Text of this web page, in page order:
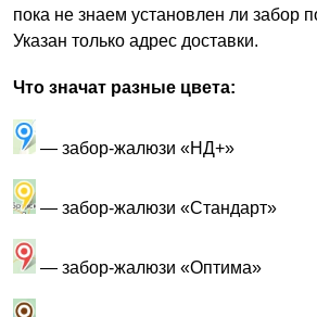
пока не знаем установлен ли забор
Указан только адрес доставки.
Что значат разные цвета:
— забор-жалюзи «НД+»
— забор-жалюзи «Стандарт»
— забор-жалюзи «Оптима»